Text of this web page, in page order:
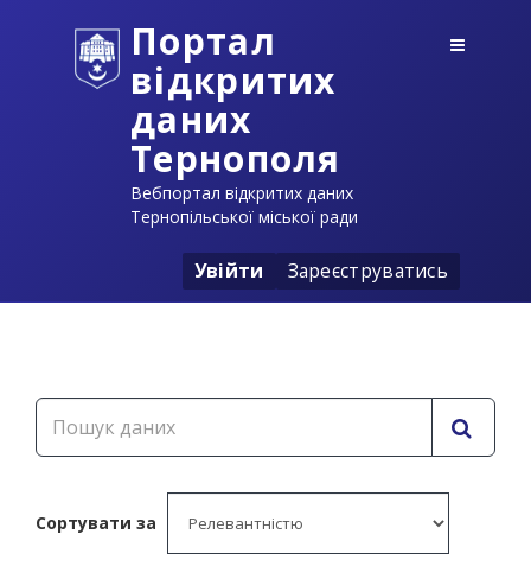
Портал
відкритих
даних
Тернополя
Вебпортал відкритих даних
Тернопільської міської ради
Увійти Зареєструватись
Сортувати за